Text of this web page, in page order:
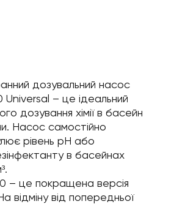
дозувальний насос
– це ідеальний
дозування хімії в басейн
Насос самостійно
рівень pH або
в басейнах
– це покращена версія
відміну від попередньої